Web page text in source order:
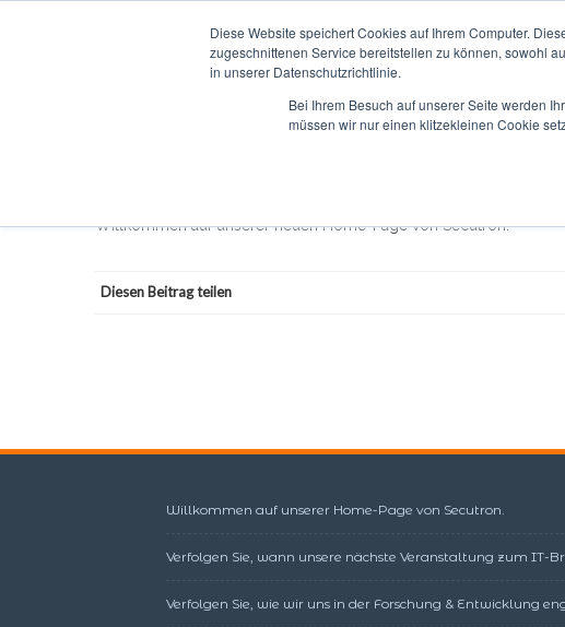
Diese Website speichert Cookies auf Ihrem Computer.
zugeschnittenen Service bereitstellen zu können, sowohl
in unserer Datenschutzrichtlinie.
Bei Ihrem Besuch auf unserer Seite werden
müssen wir nur einen klitzekleinen Cookie
DIENSTLEISTUNGEN PORTFOLIO
Willkommen auf unserer neuen Home-Page von Secutron.
Diesen Beitrag teilen
Willkommen auf unserer Home-Page von Secutron.
Verfolgen Sie, wann unsere nächste Veranstaltung zum IT-
Verfolgen Sie, wie wir uns in der Forschung & Entwicklung